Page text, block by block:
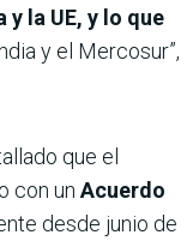
y la UE, y lo que
y el Mercosur”,
que el
con un Acuerdo
desde junio de